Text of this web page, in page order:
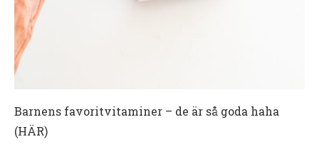
Barnens favoritvitaminer – de är så goda haha
(HÄR)